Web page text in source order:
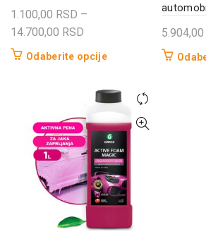
1.100,00 RSD –
14.700,00 RSD
od
do
14.700,00 RSD
Odaberite opcijeOvaj
ima
više
varijanti.
Opcije
mogu
biti
izabrane
na
stranici
5.904,00